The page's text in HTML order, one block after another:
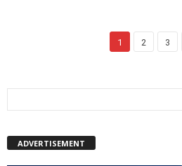
1 2 3
ADVERTISEMENT